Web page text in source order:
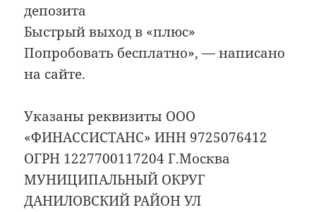
депозита
Быстрый выход в «плюс»
Попробовать бесплатно», — написано
на сайте.
Указаны реквизиты ООО
«ФИНАССИСТАНС» ИНН 9725076412
ОГРН 1227700117204 Г.Москва
МУНИЦИПАЛЬНЫЙ ОКРУГ
ДАНИЛОВСКИЙ РАЙОН УЛ